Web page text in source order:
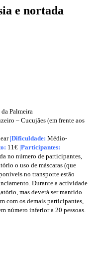
e nortada
Palmeira
– Cucujães (em frente aos
|Dificuldade: Médio-
11€ |Participantes:
no número de participantes,
o uso de máscaras (que
no transporte estão
Durante a actividade
mas deverá ser mantido
com os demais participantes,
número inferior a 20 pessoas.